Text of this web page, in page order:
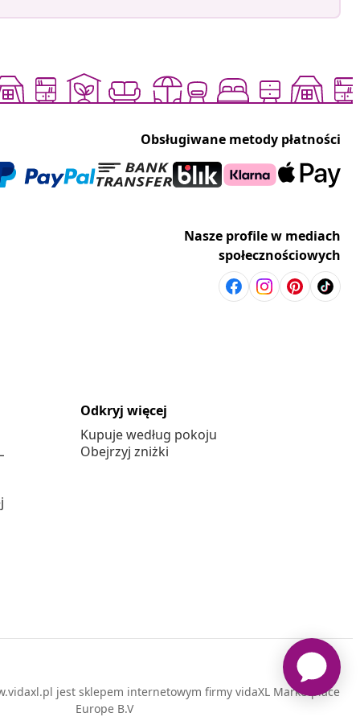
Obsługiwane metody płatności
Nasze profile w mediach
społecznościowych
Odkryj więcej
Kupuje według pokoju
Obejrzyj zniżki
jest sklepem internetowym firmy vidaXL Marketplace
Europe B.V